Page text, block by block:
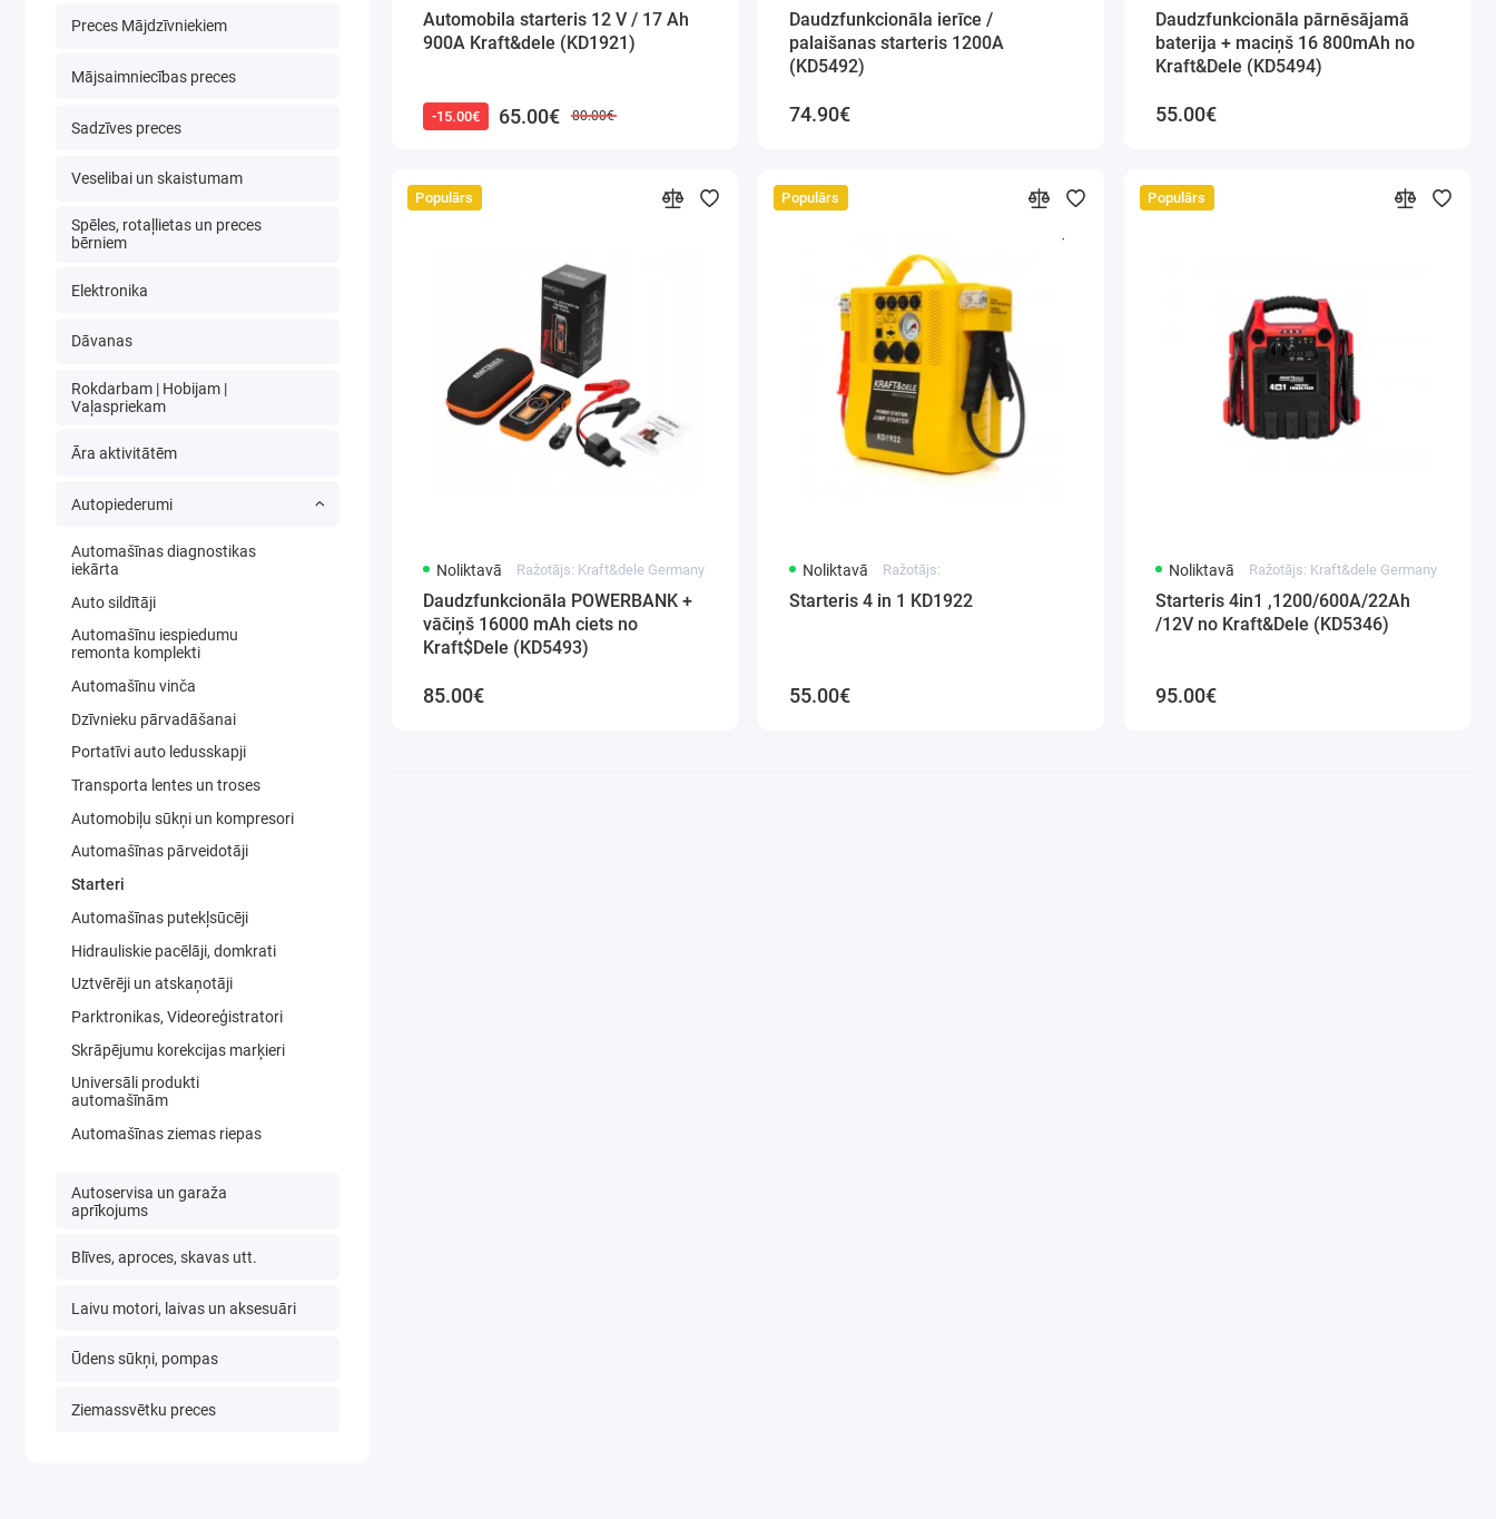
Preces Mājdzīvniekiem
Mājsaimniecības preces
Sadzīves preces
Veselibai un skaistumam
Spēles, rotaļlietas un preces
bērniem
Elektronika
Dāvanas
Rokdarbam | Hobijam |
Vaļaspriekam
Āra aktivitātēm
Autopiederumi
Automašīnas diagnostikas
iekārta
Auto sildītāji
Automašīnu iespiedumu
remonta komplekti
Automašīnu vinča
Dzīvnieku pārvadāšanai
Portatīvi auto ledusskapji
Transporta lentes un troses
Automobiļu sūkņi un kompresori
Automašīnas pārveidotāji
Starteri
Automašīnas putekļsūcēji
Hidrauliskie pacēlāji, domkrati
Uztvērēji un atskaņotāji
Parktronikas, Videoreģistratori
Skrāpējumu korekcijas marķieri
Universāli produkti
automašīnām
Automašīnas ziemas riepas
Autoservisa un garaža
aprīkojums
Blīves, aproces, skavas utt.
Laivu motori, laivas un aksesuāri
Ūdens sūkņi, pompas
Ziemassvētku preces
Automobila starteris 12 V / 17 Ah
900A Kraft&dele (KD1921)
-15.00€ 65.00€ 80.00€
Daudzfunkcionāla ierīce /
palaišanas starteris 1200A
(KD5492)
74.90€
Daudzfunkcionāla pārnēsājamā
baterija + maciņš 16 800mAh no
Kraft&Dele (KD5494)
55.00€
Populārs
Noliktavā Ražotājs: Kraft&dele Germany
Daudzfunkcionāla POWERBANK +
vāčiņš 16000 mAh ciets no
Kraft$Dele (KD5493)
85.00€
Populārs
Noliktavā Ražotājs:
Starteris 4 in 1 KD1922
55.00€
Populārs
Noliktavā Ražotājs: Kraft&dele Germany
Starteris 4in1 ,1200/600A/22Ah
/12V no Kraft&Dele (KD5346)
95.00€